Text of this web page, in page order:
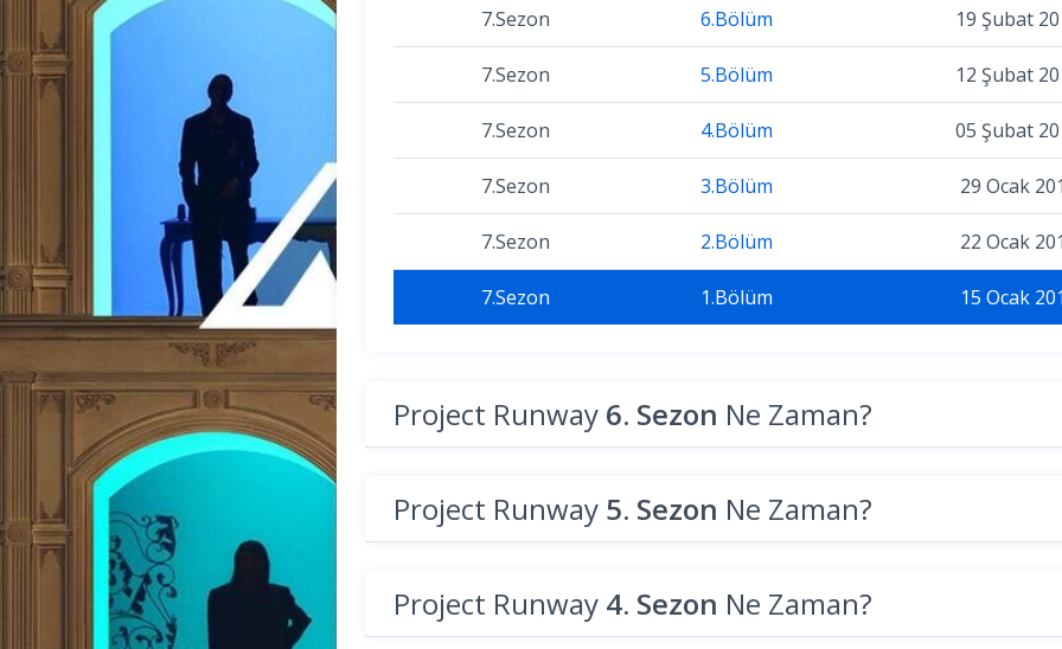
7.Sezon 6.Bölüm 19 Şubat
7.Sezon 5.Bölüm 12 Şubat
7.Sezon 4.Bölüm 05 Şubat
7.Sezon 3.Bölüm 29 Ocak
7.Sezon 2.Bölüm 22 Ocak
7.Sezon 1.Bölüm 15 Ocak
Project Runway 6. Sezon Ne Zaman?
Project Runway 5. Sezon Ne Zaman?
Project Runway 4. Sezon Ne Zaman?